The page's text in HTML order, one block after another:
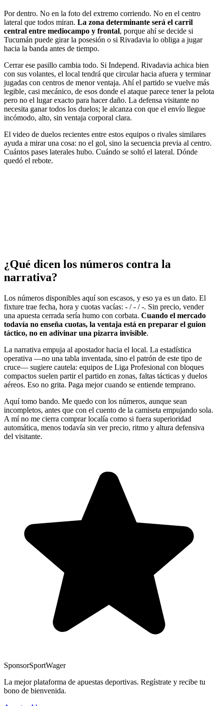
Por dentro. No en la foto del extremo corriendo. No en el centro
lateral que todos miran. La zona determinante será el carril
central entre mediocampo y frontal, porque ahí se decide si
Tucumán puede girar la posesión o si Rivadavia lo obliga a jugar
hacia la banda antes de tiempo.
Cerrar ese pasillo cambia todo. Si Independ. Rivadavia achica bien
con sus volantes, el local tendrá que circular hacia afuera y terminar
jugadas con centros de menor ventaja. Ahí el partido se vuelve más
legible, casi mecánico, de esos donde el ataque parece tener la pelota
pero no el lugar exacto para hacer daño. La defensa visitante no
necesita ganar todos los duelos; le alcanza con que el envío llegue
incómodo, alto, sin ventaja corporal clara.
El video de duelos recientes entre estos equipos o rivales similares
ayuda a mirar una cosa: no el gol, sino la secuencia previa al centro.
Cuántos pases laterales hubo. Cuándo se soltó el lateral. Dónde
quedó el rebote.
¿Qué dicen los números contra la
narrativa?
Los números disponibles aquí son escasos, y eso ya es un dato. El
fixture trae fecha, hora y cuotas vacías: - / - / -. Sin precio, vender
una apuesta cerrada sería humo con corbata. Cuando el mercado
todavía no enseña cuotas, la ventaja está en preparar el guion
táctico, no en adivinar una pizarra invisible.
La narrativa empuja al apostador hacia el local. La estadística
operativa —no una tabla inventada, sino el patrón de este tipo de
cruce— sugiere cautela: equipos de Liga Profesional con bloques
compactos suelen partir el partido en zonas, faltas tácticas y duelos
aéreos. Eso no grita. Paga mejor cuando se entiende temprano.
Aquí tomo bando. Me quedo con los números, aunque sean
incompletos, antes que con el cuento de la camiseta empujando sola.
A mí no me cierra comprar localía como si fuera superioridad
automática, menos todavía sin ver precio, ritmo y altura defensiva
del visitante.
SponsorSportWager
La mejor plataforma de apuestas deportivas. Regístrate y recibe tu
bono de bienvenida.